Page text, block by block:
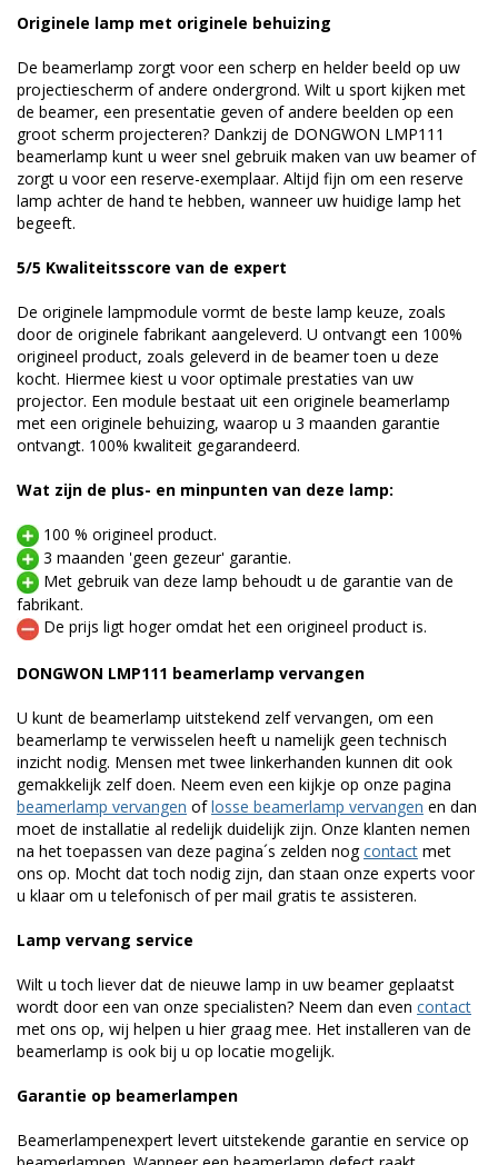
Originele lamp met originele behuizing
De beamerlamp zorgt voor een scherp en helder beeld op uw
projectiescherm of andere ondergrond. Wilt u sport kijken met
de beamer, een presentatie geven of andere beelden op een
groot scherm projecteren? Dankzij de DONGWON LMP111
beamerlamp kunt u weer snel gebruik maken van uw beamer of
zorgt u voor een reserve-exemplaar. Altijd fijn om een reserve
lamp achter de hand te hebben, wanneer uw huidige lamp het
begeeft.
5/5 Kwaliteitsscore van de expert
De originele lampmodule vormt de beste lamp keuze, zoals
door de originele fabrikant aangeleverd. U ontvangt een 100%
origineel product, zoals geleverd in de beamer toen u deze
kocht. Hiermee kiest u voor optimale prestaties van uw
projector. Een module bestaat uit een originele beamerlamp
met een originele behuizing, waarop u 3 maanden garantie
ontvangt. 100% kwaliteit gegarandeerd.
Wat zijn de plus- en minpunten van deze lamp:
100 % origineel product.
3 maanden 'geen gezeur' garantie.
Met gebruik van deze lamp behoudt u de garantie van de
fabrikant.
De prijs ligt hoger omdat het een origineel product is.
DONGWON LMP111 beamerlamp vervangen
U kunt de beamerlamp uitstekend zelf vervangen, om een
beamerlamp te verwisselen heeft u namelijk geen technisch
inzicht nodig. Mensen met twee linkerhanden kunnen dit ook
gemakkelijk zelf doen. Neem even een kijkje op onze pagina
beamerlamp vervangen oflosse beamerlamp vervangen en dan
moet de installatie al redelijk duidelijk zijn. Onze klanten nemen
na het toepassen van deze pagina´s zelden nogcontact met
ons op. Mocht dat toch nodig zijn, dan staan onze experts voor
u klaar om u telefonisch of per mail gratis te assisteren.
Lamp vervang service
Wilt u toch liever dat de nieuwe lamp in uw beamer geplaatst
wordt door een van onze specialisten? Neem dan even contact
met ons op, wij helpen u hier graag mee. Het installeren van de
beamerlamp is ook bij u op locatie mogelijk.
Garantie op beamerlampen
Beamerlampenexpert levert uitstekende garantie en service op